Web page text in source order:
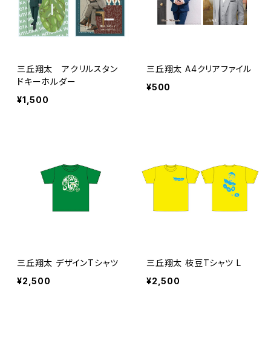
三丘翔太 アクリルスタン
ドキーホルダー
¥1,500
三丘翔太 A4クリアファイル
¥500
三丘翔太 デザインTシャツ
¥2,500
三丘翔太 枝豆Tシャツ L
¥2,500